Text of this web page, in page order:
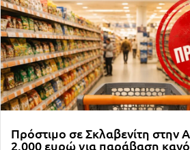
Πρόστιμο σε Σκλαβενίτη στην
2.000 ευρώ για παράβαση